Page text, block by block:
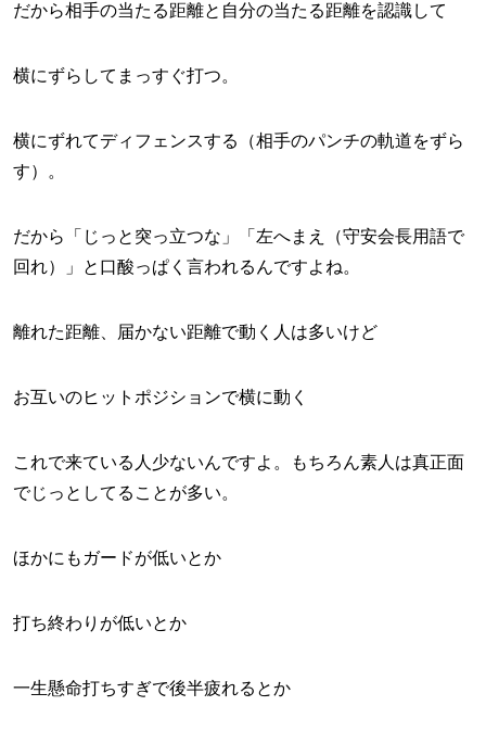
だから相手の当たる距離と自分の当たる距離を認識して
横にずらしてまっすぐ打つ。
横にずれてディフェンスする（相手のパンチの軌道をずら
す）。
だから「じっと突っ立つな」「左へまえ（守安会長用語で
回れ）」と口酸っぱく言われるんですよね。
離れた距離、届かない距離で動く人は多いけど
お互いのヒットポジションで横に動く
これで来ている人少ないんですよ。もちろん素人は真正面
でじっとしてることが多い。
ほかにもガードが低いとか
打ち終わりが低いとか
一生懸命打ちすぎで後半疲れるとか